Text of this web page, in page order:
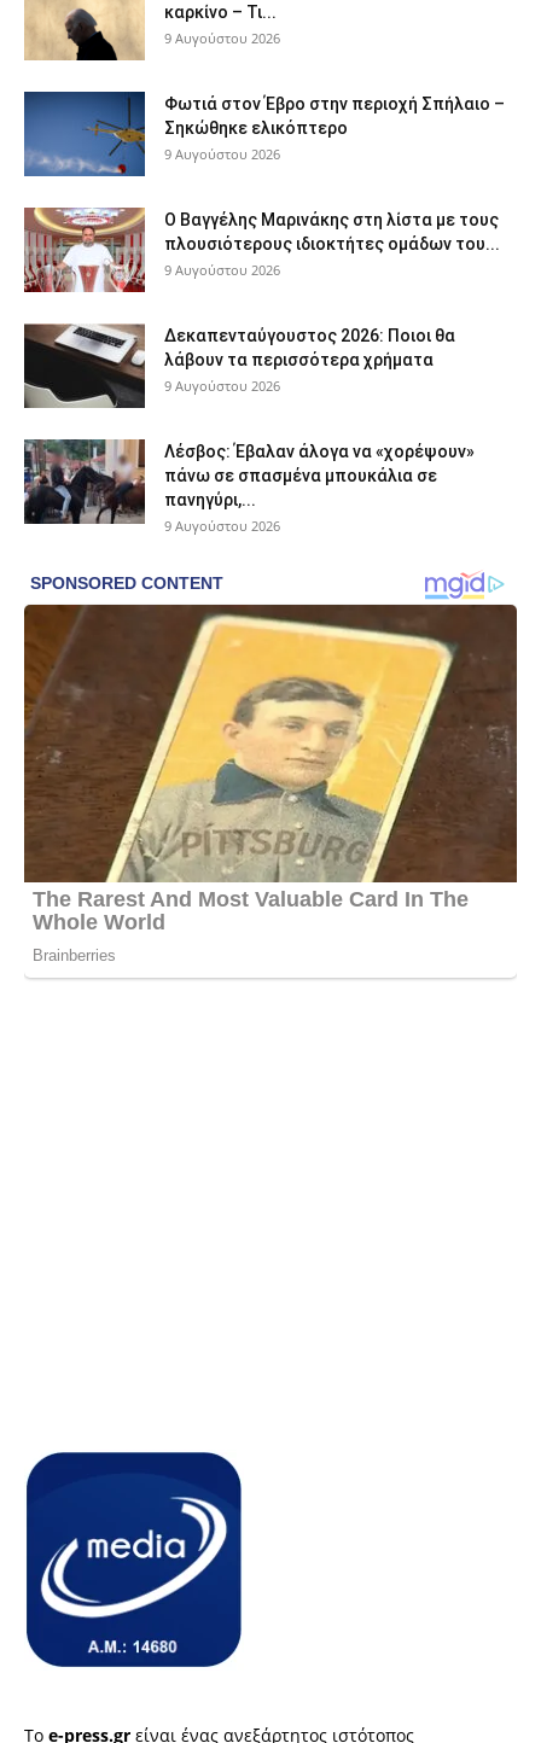
καρκίνο – Τι...
9 Αυγούστου 2026
Φωτιά στον Έβρο στην περιοχή Σπήλαιο –
Σηκώθηκε ελικόπτερο
9 Αυγούστου 2026
Ο Βαγγέλης Μαρινάκης στη λίστα με τους
πλουσιότερους ιδιοκτήτες ομάδων του...
9 Αυγούστου 2026
Δεκαπενταύγουστος 2026: Ποιοι θα
λάβουν τα περισσότερα χρήματα
9 Αυγούστου 2026
Λέσβος: Έβαλαν άλογα να «χορέψουν»
πάνω σε σπασμένα μπουκάλια σε
πανηγύρι,...
9 Αυγούστου 2026
Το e-press.gr είναι ένας ανεξάρτητος ιστότοπος